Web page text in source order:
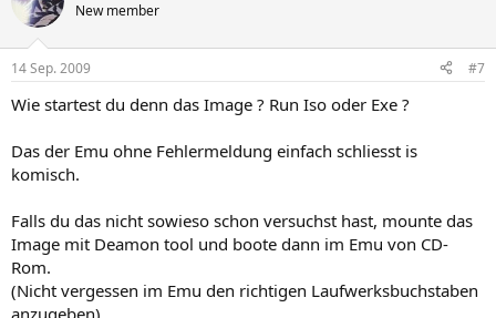
New member
14 Sep. 2009 #7
Wie startest du denn das Image ? Run Iso oder Exe ?
Das der Emu ohne Fehlermeldung einfach schliesst is
komisch.
Falls du das nicht sowieso schon versuchst hast, mounte das
Image mit Deamon tool und boote dann im Emu von CD-
Rom.
(Nicht vergessen im Emu den richtigen Laufwerksbuchstaben
anzugeben)